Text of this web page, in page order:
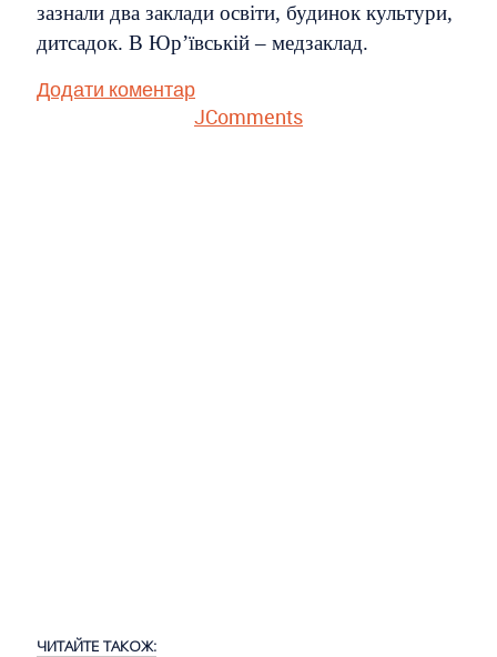
зазнали два заклади освіти, будинок культури,
дитсадок. В Юрʼївській – медзаклад.
Додати коментар
JComments
ЧИТАЙТЕ ТАКОЖ: